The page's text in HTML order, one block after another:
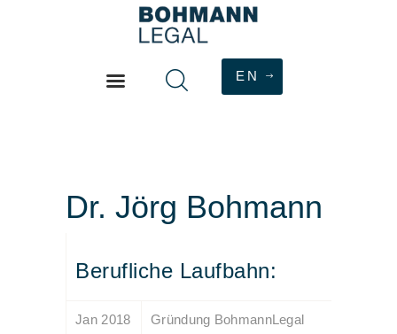
EN
DIENSTLEISTUNGEN
Dr. Jörg Bohmann
Berufliche Laufbahn:
Jan 2018 Gründung BohmannLegal